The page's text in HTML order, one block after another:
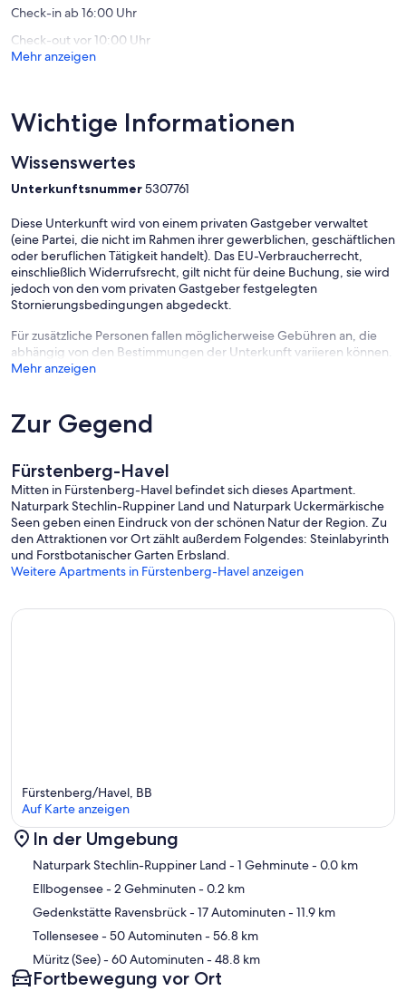
Check-in ab 16:00 Uhr
Check-out vor 10:00 Uhr
Mehr anzeigen
Wichtige Informationen
Wissenswertes
Unterkunftsnummer5307761
Diese Unterkunft wird von einem privaten Gastgeber verwaltet
(eine Partei, die nicht im Rahmen ihrer gewerblichen, geschäftlichen
oder beruflichen Tätigkeit handelt). Das EU-Verbraucherrecht,
einschließlich Widerrufsrecht, gilt nicht für deine Buchung, sie wird
jedoch von den vom privaten Gastgeber festgelegten
Stornierungsbedingungen abgedeckt.
Für zusätzliche Personen fallen möglicherweise Gebühren an, die
abhängig von den Bestimmungen der Unterkunft variieren können.
Mehr anzeigen
Zur Gegend
Fürstenberg-Havel
Mitten in Fürstenberg-Havel befindet sich dieses Apartment.
Naturpark Stechlin-Ruppiner Land und Naturpark Uckermärkische
Seen geben einen Eindruck von der schönen Natur der Region. Zu
den Attraktionen vor Ort zählt außerdem Folgendes: Steinlabyrinth
und Forstbotanischer Garten Erbsland.
Weitere Apartments in Fürstenberg-Havel anzeigen
Karte
Fürstenberg/Havel, BB
Auf Karte anzeigen
In der Umgebung
Naturpark Stechlin-Ruppiner Land - 1 Gehminute- 0.0 km
Ellbogensee- 2 Gehminuten- 0.2 km
Gedenkstätte Ravensbrück- 17 Autominuten- 11.9 km
Tollensesee- 50 Autominuten- 56.8 km
Müritz (See)- 60 Autominuten- 48.8 km
Fortbewegung vor Ort